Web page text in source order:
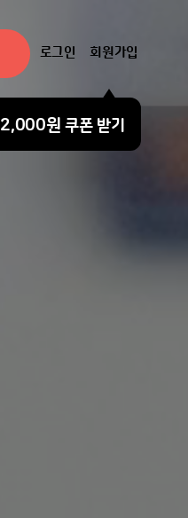
로그인 회원가입
2,000원 쿠폰 받기